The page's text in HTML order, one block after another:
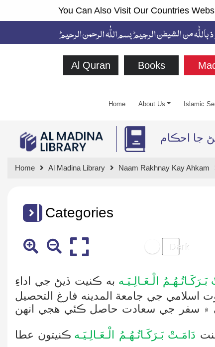
You Can Also Visit Our Countries
Al Quran Books
Home About Us Islamic
جا احڪام
Home Al Madina Library Naam Rakhnay Kay Ahkam
Categories
الْـعَـالِـيَـه به ڪنيت ڏيڻ جي اداءِ
اسلامي جي جامعة المدينه فارغ التحصيل
۾ سفر جي سعادت حاصل ڪئي هجي انهن
دَامَـتْ بَـرَكَـاتُـهُـمُ الْـعَـالِـيَـه ڪنيتون عطا